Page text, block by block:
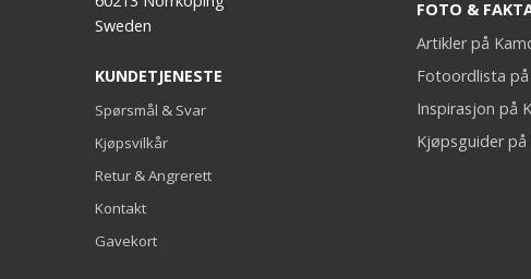
Sweden
KUNDETJENESTE
Spørsmål & Svar
Kjøpsvilkår
Retur & Angrerett
Kontakt
Gavekort
FOTO &
Artikler på
Fotoordlista på
Inspirasjon på
Kjøpsguider på